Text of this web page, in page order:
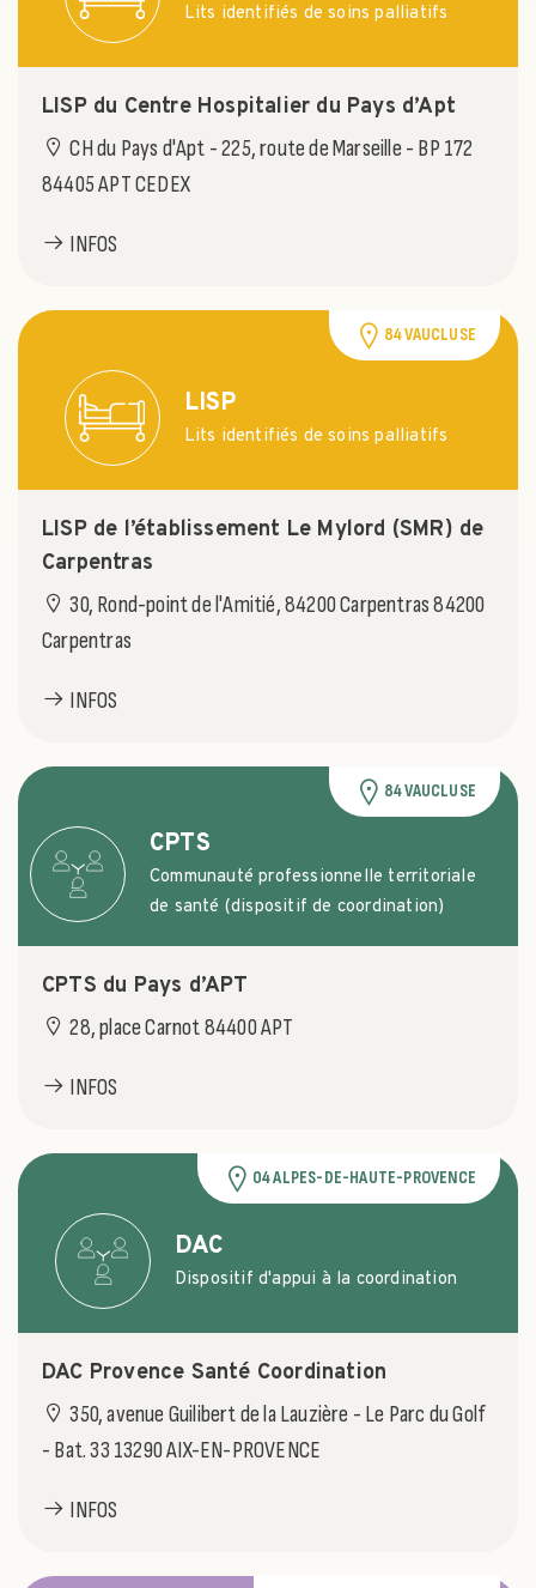
Lits identifiés de soins palliatifs
LISP du Centre Hospitalier du Pays d’Apt
CH du Pays d'Apt - 225, route de Marseille - BP 172
84405 APT CEDEX
INFOS
LISP
Lits identifiés de soins palliatifs
84 VAUCLUSE
LISP de l’établissement Le Mylord (SMR) de
Carpentras
30, Rond-point de l'Amitié, 84200 Carpentras 84200
Carpentras
INFOS
CPTS
Communauté professionnelle territoriale
de santé (dispositif de coordination)
84 VAUCLUSE
CPTS du Pays d’APT
28, place Carnot 84400 APT
INFOS
DAC
Dispositif d'appui à la coordination
04 ALPES-DE-HAUTE-PROVENCE
DAC Provence Santé Coordination
350, avenue Guilibert de la Lauzière - Le Parc du Golf
- Bat. 33 13290 AIX-EN-PROVENCE
INFOS